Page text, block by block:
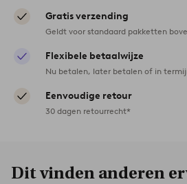
Gratis verzending
Geldt voor standaard pakketten
Flexibele betaalwijze
Nu betalen, later betalen of in
Eenvoudige retour
30 dagen retourrecht*
Dit vinden anderen